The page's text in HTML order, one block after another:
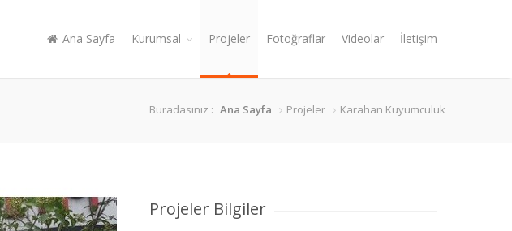
Ana Sayfa Kurumsal Projeler Fotoğraflar Videolar İletişim
Buradasınız : Ana Sayfa Projeler Karahan Kuyumculuk
Projeler Bilgiler